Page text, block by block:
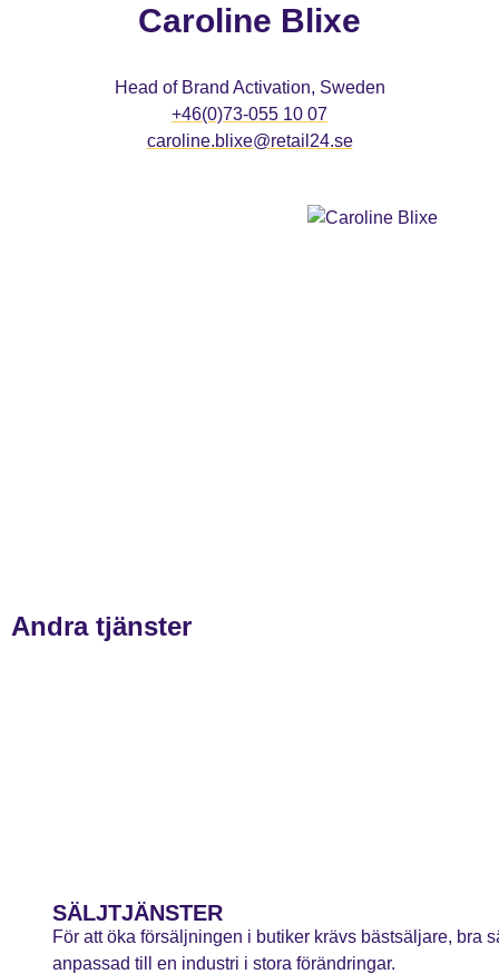
Caroline Blixe
Head of Brand Activation, Sweden
+46(0)73-055 10 07
caroline.blixe@retail24.se
Andra tjänster
SÄLJTJÄNSTER
För att öka försäljningen i butiker krävs bästsäljare, bra
anpassad till en industri i stora förändringar.